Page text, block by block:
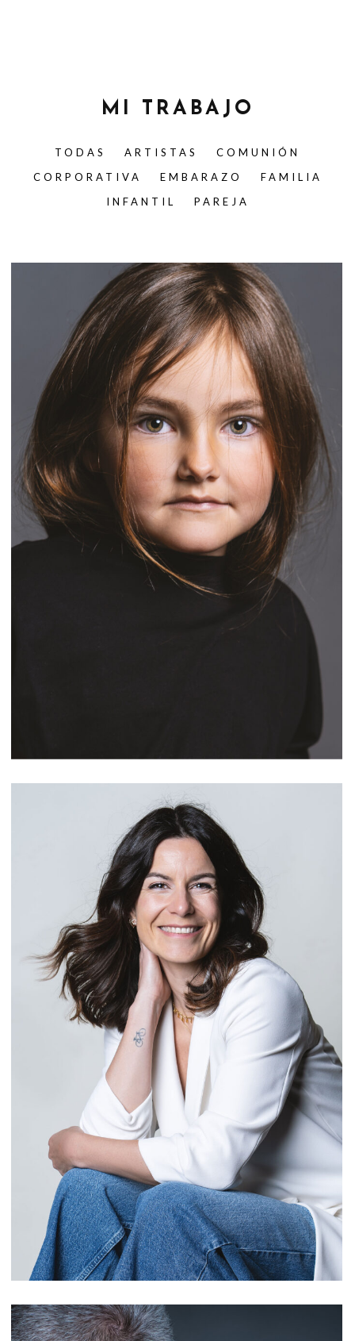
MI TRABAJO
TODAS ARTISTAS
COMUNIÓN
CORPORATIVA
EMBARAZO
FAMILIA
INFANTIL
PAREJA